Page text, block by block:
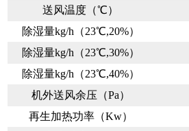
送风温度（℃）
除湿量kg/h（23℃,20%）
除湿量kg/h（23℃,30%）
除湿量kg/h（23℃,40%）
机外送风余压（Pa）
再生加热功率（Kw）